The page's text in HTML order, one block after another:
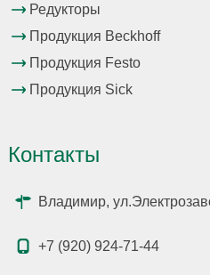
Редукторы
Продукция Beckhoff
Продукция Festo
Продукция Sick
Контакты
Владимир,
+7 (920) 924-71-44